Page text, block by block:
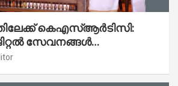
കെഎസ്ആർടിസി:
സേവനങ്ങൾ
– മന്ത്രി സി പി